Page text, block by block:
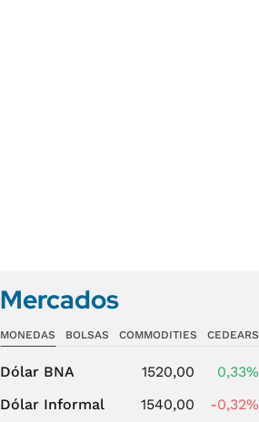
Mercados
MONEDAS BOLSAS COMMODITIES CEDEARS
Dólar BNA 1520,00
0,33%
Dólar Informal
1540,00
-0,32%